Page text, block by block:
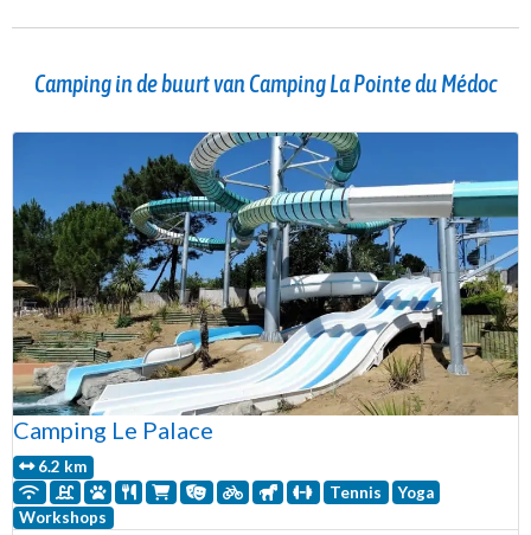
Camping in de buurt van Camping La Pointe du Médoc
Camping Le Palace
6.2 km
Tennis
Yoga
Workshops